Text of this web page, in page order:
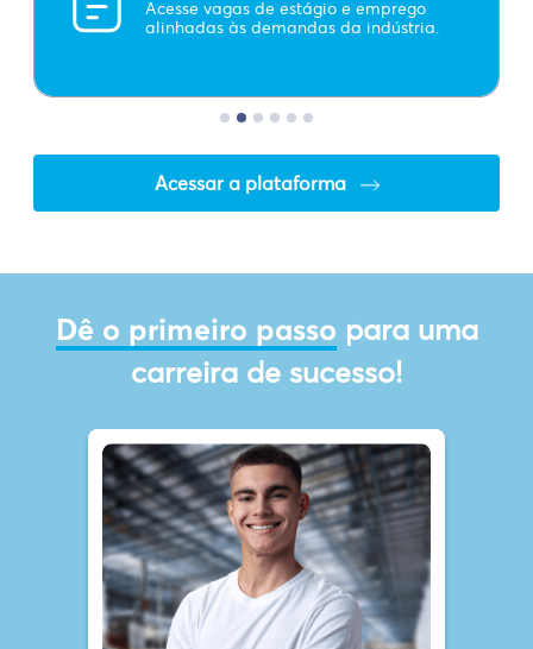
Acesse vagas de estágio e emprego
alinhadas às demandas da indústria.
Oportunidades
Acessar a plataforma
Dê o primeiro passo para uma
carreira de sucesso!